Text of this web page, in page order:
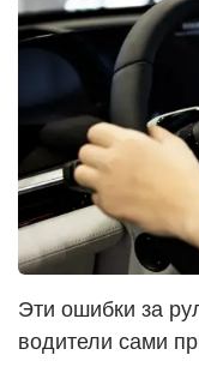
Эти ошибки за
водители сами